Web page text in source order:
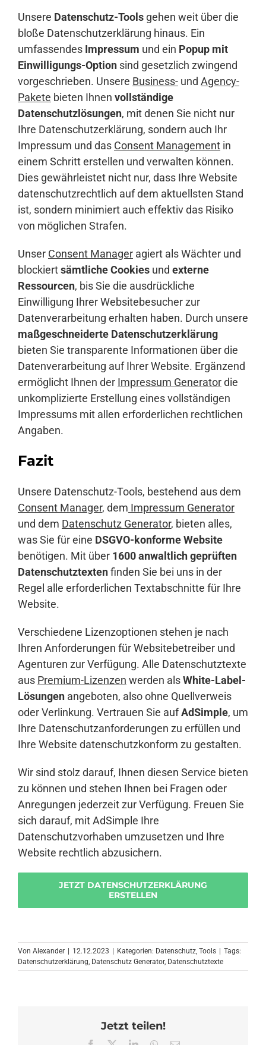
Unsere Datenschutz-Tools gehen weit über die
bloße Datenschutzerklärung hinaus. Ein
umfassendes Impressum und ein Popup mit
Einwilligungs-Option sind gesetzlich zwingend
vorgeschrieben. Unsere Business- und Agency-
Pakete bieten Ihnen vollständige
Datenschutzlösungen, mit denen Sie nicht nur
Ihre Datenschutzerklärung, sondern auch Ihr
Impressum und das Consent Management in
einem Schritt erstellen und verwalten können.
Dies gewährleistet nicht nur, dass Ihre Website
datenschutzrechtlich auf dem aktuellsten Stand
ist, sondern minimiert auch effektiv das Risiko
von möglichen Strafen.
Unser Consent Manager agiert als Wächter und
blockiertsämtliche Cookies und externe
Ressourcen, bis Sie die ausdrückliche
Einwilligung Ihrer Websitebesucher zur
Datenverarbeitung erhalten haben. Durch unsere
maßgeschneiderte Datenschutzerklärung
bieten Sie transparente Informationen über die
Datenverarbeitung auf Ihrer Website. Ergänzend
ermöglicht Ihnen der Impressum Generatordie
unkomplizierte Erstellung eines vollständigen
Impressums mit allen erforderlichen rechtlichen
Angaben.
Fazit
Unsere Datenschutz-Tools, bestehend aus dem
Consent Manager, dem Impressum Generator
und dem Datenschutz Generator, bieten alles,
was Sie für eine DSGVO-konforme Website
benötigen. Mit über 1600 anwaltlich geprüften
Datenschutztextenfinden Sie bei uns in der
Regel alle erforderlichen Textabschnitte für Ihre
Website.
Verschiedene Lizenzoptionen stehen je nach
Ihren Anforderungen für Websitebetreiber und
Agenturen zur Verfügung. Alle Datenschutztexte
aus Premium-Lizenzen werden alsWhite-Label-
Lösungen angeboten, also ohne Quellverweis
oder Verlinkung. Vertrauen Sie aufAdSimple, um
Ihre Datenschutzanforderungen zu erfüllen und
Ihre Website datenschutzkonform zu gestalten.
Wir sind stolz darauf, Ihnen diesen Service bieten
zu können und stehen Ihnen bei Fragen oder
Anregungen jederzeit zur Verfügung. Freuen Sie
sich darauf, mit AdSimple Ihre
Datenschutzvorhaben umzusetzen und Ihre
Website rechtlich abzusichern.
JETZT DATENSCHUTZERKLÄRUNG
ERSTELLEN
Von Alexander 12.12.2023 Kategorien: Datenschutz, Tools
Tags:
Datenschutzerklärung, Datenschutz Generator, Datenschutztexte
Jetzt teilen!